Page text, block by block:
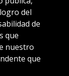
del
de
que
nuestro
que